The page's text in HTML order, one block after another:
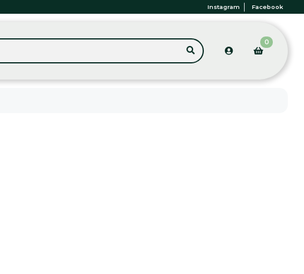
Instagram Facebook
0